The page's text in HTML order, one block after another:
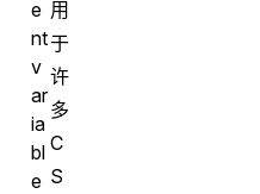
用
于
许
多
C
S
e
nt
v
ar
ia
bl
e